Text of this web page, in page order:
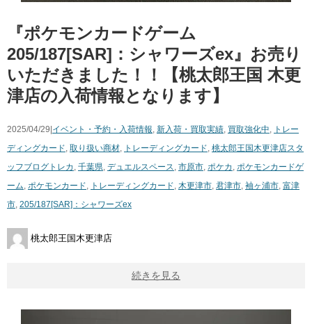
『ポケモンカードゲーム
205/187[SAR]：シャワーズex』お売り
いただきました！！【桃太郎王国 木更
津店の入荷情報となります】
2025/04/29| イベント・予約・入荷情報, 新入荷・買取実績, 買取強化中, トレー
ディングカード, 取り扱い商材, トレーディングカード, 桃太郎王国木更津店スタ
ッフブログ トレカ , 千葉県, デュエルスペース, 市原市, ポケカ , ポケモンカードゲ
ーム, ポケモンカード, トレーディングカード, 木更津市, 君津市, 袖ヶ浦市, 富津
市, 205/187[SAR]：シャワーズex
桃太郎王国木更津店
続きを見る